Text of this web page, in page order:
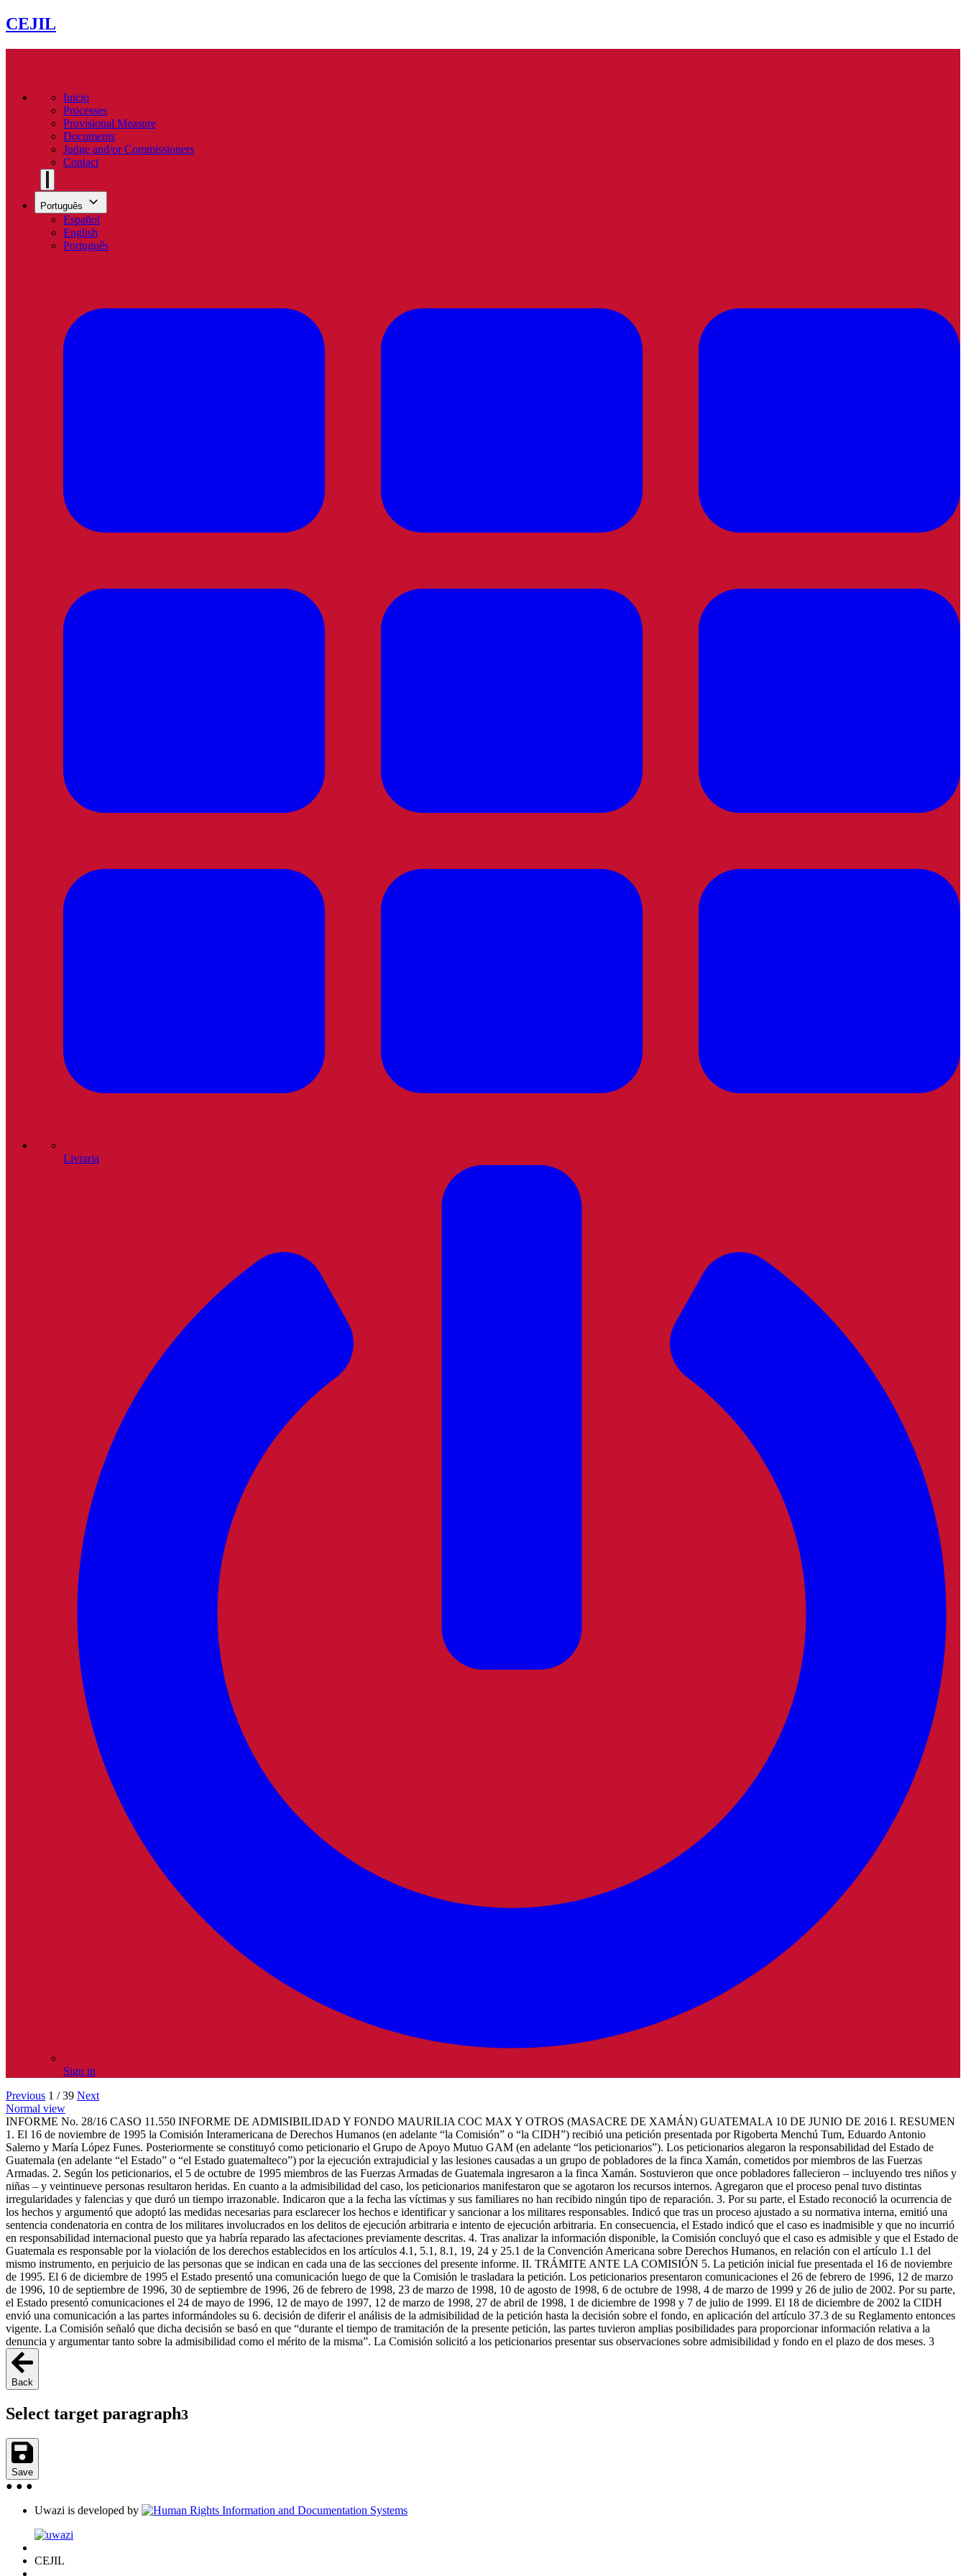
CEJIL
Inicio
Processes
Provisional Measure
Documents
Judge and/or Commissioners
Contact
Português
Español
English
Português
Livraria
Sign in
Previous 1 / 39 Next
Normal view
INFORME No. 28/16 CASO 11.550 INFORME DE ADMISIBILIDAD Y FONDO MAURILIA COC MAX Y OTROS (MASACRE DE XAMÁN) GUATEMALA 10 DE JUNIO DE 2016 I. RESUMEN
1. El 16 de noviembre de 1995 la Comisión Interamericana de Derechos Humanos (en adelante “la Comisión” o “la CIDH”) recibió una petición presentada por Rigoberta Menchú Tum, Eduardo Antonio
Salerno y María López Funes. Posteriormente se constituyó como peticionario el Grupo de Apoyo Mutuo GAM (en adelante “los peticionarios”). Los peticionarios alegaron la responsabilidad del Estado de
Guatemala (en adelante “el Estado” o “el Estado guatemalteco”) por la ejecución extrajudicial y las lesiones causadas a un grupo de pobladores de la finca Xamán, cometidos por miembros de las Fuerzas
Armadas. 2. Según los peticionarios, el 5 de octubre de 1995 miembros de las Fuerzas Armadas de Guatemala ingresaron a la finca Xamán. Sostuvieron que once pobladores fallecieron – incluyendo tres niños y
niñas – y veintinueve personas resultaron heridas. En cuanto a la admisibilidad del caso, los peticionarios manifestaron que se agotaron los recursos internos. Agregaron que el proceso penal tuvo distintas
irregularidades y falencias y que duró un tiempo irrazonable. Indicaron que a la fecha las víctimas y sus familiares no han recibido ningún tipo de reparación. 3. Por su parte, el Estado reconoció la ocurrencia de
los hechos y argumentó que adoptó las medidas necesarias para esclarecer los hechos e identificar y sancionar a los militares responsables. Indicó que tras un proceso ajustado a su normativa interna, emitió una
sentencia condenatoria en contra de los militares involucrados en los delitos de ejecución arbitraria e intento de ejecución arbitraria. En consecuencia, el Estado indicó que el caso es inadmisible y que no incurrió
en responsabilidad internacional puesto que ya habría reparado las afectaciones previamente descritas. 4. Tras analizar la información disponible, la Comisión concluyó que el caso es admisible y que el Estado de
Guatemala es responsable por la violación de los derechos establecidos en los artículos 4.1, 5.1, 8.1, 19, 24 y 25.1 de la Convención Americana sobre Derechos Humanos, en relación con el artículo 1.1 del
mismo instrumento, en perjuicio de las personas que se indican en cada una de las secciones del presente informe. II. TRÁMITE ANTE LA COMISIÓN 5. La petición inicial fue presentada el 16 de noviembre
de 1995. El 6 de diciembre de 1995 el Estado presentó una comunicación luego de que la Comisión le trasladara la petición. Los peticionarios presentaron comunicaciones el 26 de febrero de 1996, 12 de marzo
de 1996, 10 de septiembre de 1996, 30 de septiembre de 1996, 26 de febrero de 1998, 23 de marzo de 1998, 10 de agosto de 1998, 6 de octubre de 1998, 4 de marzo de 1999 y 26 de julio de 2002. Por su parte,
el Estado presentó comunicaciones el 24 de mayo de 1996, 12 de mayo de 1997, 12 de marzo de 1998, 27 de abril de 1998, 1 de diciembre de 1998 y 7 de julio de 1999. El 18 de diciembre de 2002 la CIDH
envió una comunicación a las partes informándoles su 6. decisión de diferir el análisis de la admisibilidad de la petición hasta la decisión sobre el fondo, en aplicación del artículo 37.3 de su Reglamento entonces
vigente. La Comisión señaló que dicha decisión se basó en que “durante el tiempo de tramitación de la presente petición, las partes tuvieron amplias posibilidades para proporcionar información relativa a la
denuncia y argumentar tanto sobre la admisibilidad como el mérito de la misma”. La Comisión solicitó a los peticionarios presentar sus observaciones sobre admisibilidad y fondo en el plazo de dos meses. 3
Back
Select target paragraph3
Save
● ● ●
Uwazi is developed by
CEJIL